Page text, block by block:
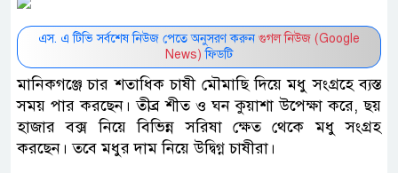
এস. এ টিভি সর্বশেষ নিউজ পেতে অনুসরণ করুন গুগল নিউজ (Google
News) ফিডটি
মানিকগঞ্জে চার শতাধিক চাষী মৌমাছি দিয়ে মধু সংগ্রহে ব্যস্ত
সময় পার করছেন। তীব্র শীত ও ঘন কুয়াশা উপেক্ষা করে, ছয়
হাজার বক্স নিয়ে বিভিন্ন সরিষা ক্ষেত থেকে মধু সংগ্রহ
করছেন। তবে মধুর দাম নিয়ে উদ্বিগ্ন চাষীরা।